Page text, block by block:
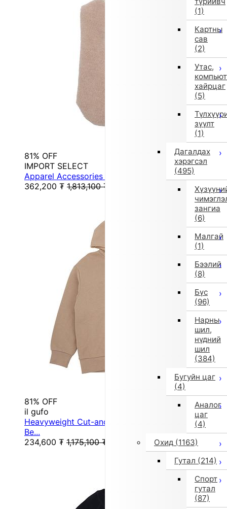
(1)
Картны
сав
(2)
Утас,
хайрцаг
(5)
зүүлт
(1)
Дагалдах
хэрэгсэл
(495)
зангиа
(6)
Малгай
(1)
Бээлий
(8)
Бүс
(96)
Нарны
шил,
нүдний
шил
(384)
Бугуйн цаг
(4)
Аналог
цаг
(4)
Охид (1163)
Гутал (214)
Спорт
гутал
(87)
81% OFF
IMPORT SELECT
Apparel Accessories (Brown)
362,200 ₮ 1,813,100 ₮
81% OFF
il gufo
Heavyweight Cut-and-Sew Sweatshirt (130 cm /
Be...
234,600 ₮ 1,175,100 ₮